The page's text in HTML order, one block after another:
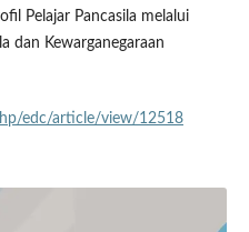
Pelajar Pancasila melalui
dan Kewarganegaraan
edc/article/view/12518